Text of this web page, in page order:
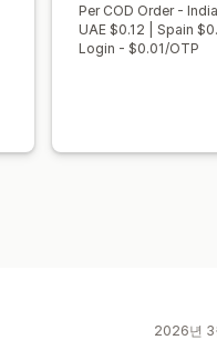
Per COD Order -
UAE $0.12 | Spain
Login - $0.01/OTP
2026년 3